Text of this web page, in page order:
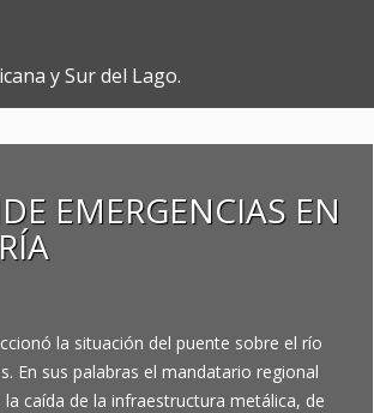
y Sur del Lago.
EMERGENCIAS EN
la situación del puente sobre el río
En sus palabras el mandatario regional
caída de la infraestructura metálica, de